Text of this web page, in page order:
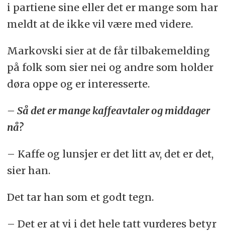
i partiene sine eller det er mange som har
meldt at de ikke vil være med videre.
Markovski sier at de får tilbakemelding
på folk som sier nei og andre som holder
døra oppe og er interesserte.
– Så det er mange kaffeavtaler og middager
nå?
– Kaffe og lunsjer er det litt av, det er det,
sier han.
Det tar han som et godt tegn.
– Det er at vi i det hele tatt vurderes betyr